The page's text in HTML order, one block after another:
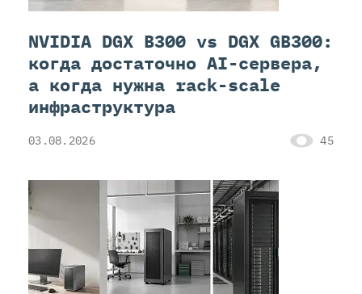
NVIDIA DGX B300 vs DGX GB300:
когда достаточно AI-сервера,
а когда нужна rack-scale
инфраструктура
03.08.2026 45